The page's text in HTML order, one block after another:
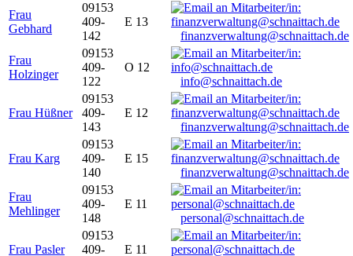
Frau
Gebhard
09153
409-
142
E 13
finanzverwaltung@schnaittach.de
Frau
Holzinger
09153
409-
122
O 12
info@schnaittach.de
Frau Hüßner
09153
409-
143
E 12
finanzverwaltung@schnaittach.de
Frau Karg
09153
409-
140
E 15
finanzverwaltung@schnaittach.de
Frau
Mehlinger
09153
409-
148
E 11
personal@schnaittach.de
Frau Pasler
09153
409-
E 11